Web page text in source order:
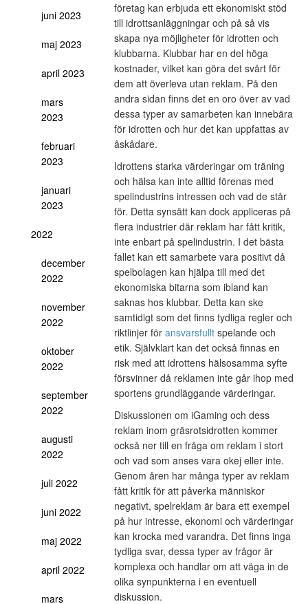
juni 2023
maj 2023
april 2023
mars
2023
februari
2023
januari
2023
2022
december
2022
november
2022
oktober
2022
september
2022
augusti
2022
juli 2022
juni 2022
maj 2022
april 2022
mars
företag kan erbjuda ett ekonomiskt stöd
till idrottsanläggningar och på så vis
skapa nya möjligheter för idrotten och
klubbarna. Klubbar har en del höga
kostnader, vilket kan göra det svårt för
dem att överleva utan reklam. På den
andra sidan finns det en oro över av vad
dessa typer av samarbeten kan innebära
för idrotten och hur det kan uppfattas av
åskådare.
Idrottens starka värderingar om träning
och hälsa kan inte alltid förenas med
spelindustrins intressen och vad de står
för. Detta synsätt kan dock appliceras på
flera industrier där reklam har fått kritik,
inte enbart på spelindustrin. I det bästa
fallet kan ett samarbete vara positivt då
spelbolagen kan hjälpa till med det
ekonomiska bitarna som ibland kan
saknas hos klubbar. Detta kan ske
samtidigt som det finns tydliga regler och
riktlinjer för ansvarsfulltspelande och
etik. Självklart kan det också finnas en
risk med att idrottens hälsosamma syfte
försvinner då reklamen inte går ihop med
sportens grundläggande värderingar.
Diskussionen om iGaming och dess
reklam inom gräsrotsidrotten kommer
också ner till en fråga om reklam i stort
och vad som anses vara okej eller inte.
Genom åren har många typer av reklam
fått kritik för att påverka människor
negativt, spelreklam är bara ett exempel
på hur intresse, ekonomi och värderingar
kan krocka med varandra. Det finns inga
tydliga svar, dessa typer av frågor är
komplexa och handlar om att väga in de
olika synpunkterna i en eventuell
diskussion.